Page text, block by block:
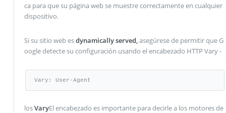
ca para que su página web se muestre correctamente en cualquier
dispositivo.
Si su sitio web esdynamically served, asegúrese de permitir que G
oogle detecte su configuración usando el encabezado HTTP Vary -
Vary: User-Agent
losVaryEl encabezado es importante para decirle a los motores de